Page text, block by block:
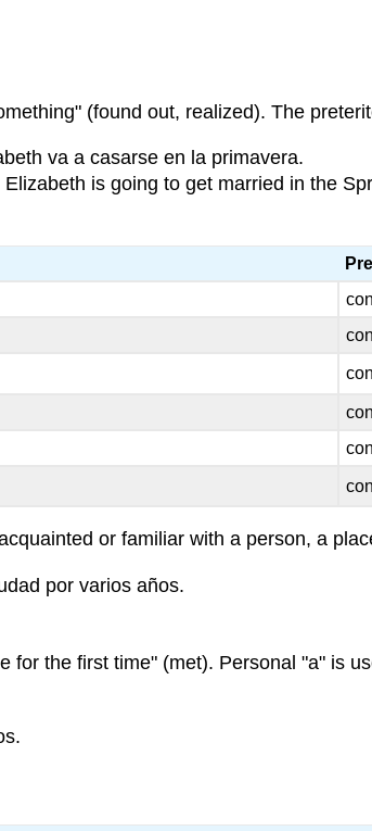
(found out, realized). The
va a casarse en la primavera.
is going to get married in the
or familiar with a person, a
por varios años.
the first time" (met). Personal "a" is